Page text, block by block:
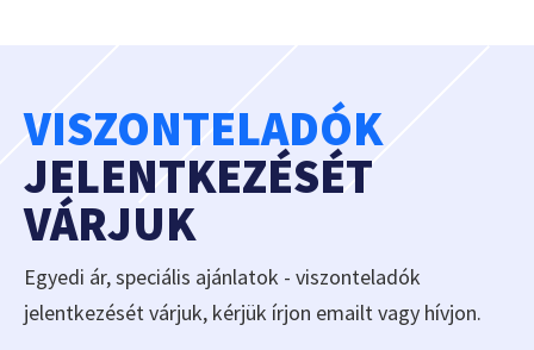
VISZONTELADÓK
JELENTKEZÉSÉT
VÁRJUK
Egyedi ár, speciális ajánlatok - viszonteladók
jelentkezését várjuk, kérjük írjon emailt vagy hívjon.